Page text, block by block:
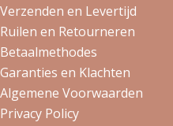
Verzenden en Levertijd
Ruilen en Retourneren
Betaalmethodes
Garanties en Klachten
Algemene Voorwaarden
Privacy Policy